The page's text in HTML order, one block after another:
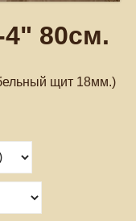
80см.
щит 18мм.)